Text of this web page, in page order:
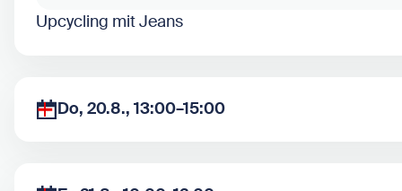
Upcycling mit Jeans
Do, 20.8., 13:00–15:00